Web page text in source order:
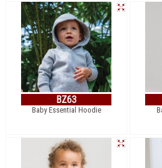
BZ63
Baby Essential Hoodie